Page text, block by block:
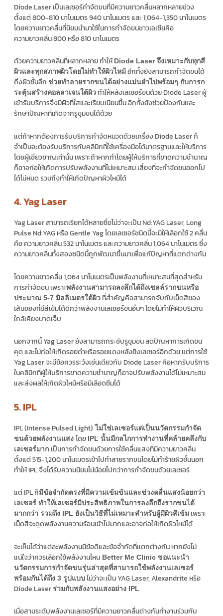
Diode Laser เป็นเลเซอร์กำจัดขนที่มีความยาวคลื่นหลากหลายช่วง
ตั้งแต่ 800-810 นาโนเมตร 940 นาโนเมตร และ 1,064-1,350 นาโนเมตร
โดยความยาวคลื่นที่นิยมนำมาใช้ในการกำจัดขนชาวเอเชียคือ
ความยาวคลื่น 800 หรือ 810 นาโนเมตร
ด้วยความยาวคลื่นที่หลากหลาย ทำให้ Diode Laser จึงเหมาะกับทุกสี
ผิวและทุกสภาพผิวโดยไม่ทำให้ผิวไหม้อีกทั้งยังสามารถกำจัดขนได้
ถึงผิวชั้นลึก ช่วยทำลายรากขนได้อย่างแม่นยำไปพร้อมๆ กับการก
ระตุ้นสร้างคอลลาเจนใต้ผิว ทำให้หลังเลเซอร์ขนด้วย Diode Laser ผู้
เข้ารับบริการจึงมีผิวที่ใสและเรียบเนียนขึ้น อีกทั้งยังช่วยป้องกันและ
รักษาปัญหาที่เกิดจากรูขุมขนได้ด้วย
แต่ถ้าหากต้องการรับบริการกำจัดหนวดด้วยเครื่อง Diode Laser ก็
จำเป็นจะต้องรับบริการกับคลินิกที่ใช้เครื่องมือได้มาตรฐานและให้บริการ
โดยผู้เชี่ยวชาญเท่านั้น เพราะถ้าหากทำโดยผู้ให้บริการที่ขาดความชำนาญ
ก็อาจก่อให้เกิดการปรับพลังงานที่ไม่เหมาะสม เสี่ยงที่จะกำจัดขนออกไป
ได้ไม่หมด รวมถึงทำให้เกิดปัญหาผิวไหม้ได้
4. Yag Laser
Yag Laser สามารถเรียกได้หลายชื่อไม่ว่าจะเป็น Nd:YAG Laser, Long
Pulse Nd:YAG หรือ Gentle Yag โดยเลเซอร์ชนิดนี้จะมีให้เลือกใช้ 2 คลื่น
คือ ความยาวคลื่น 532 นาโนเมตร และความยาวคลื่น 1,064 นาโนเมตร ซึ่ง
ความยาวคลื่นทั้งสองชนิดนี้ถูกพัฒนาขึ้นมาเพื่อแก้ปัญหาที่แตกต่างกัน
โดยความยาวคลื่น 1,064 นาโนเมตรเป็นพลังงานที่เหมาะสมที่สุดสำหรับ
การกำจัดขน เพราะพลังงานสามารถลงลึกได้ถึงเซลล์รากขนหรือ
ประมาณ 5-7 มิลลิเมตรใต้ผิว ที่สำคัญคือสามารถจับกับเม็ดสีของ
เส้นของที่มีสีเข้มได้ดีกว่าพลังงานเลเซอร์ขนอื่นๆ โดยไม่ทำให้ผิวบริเวณ
ใกล้เคียงบาดเจ็บ
นอกจากนี้ Yag Laser ยังสามารถกระชับรูขุมขน ลดปัญหาการเกิดขน
คุด และไม่ก่อให้เกิดรอยดำหรือรอยแดงหลังยิงเลเซอร์อีกด้วย แต่การใช้
Yag Laser จะมีข้อควรระวังเช่นเดียวกับ Diode Laser คือหากรับบริการ
ในคลินิกที่ผู้ให้บริการขาดความชำนาญก็อาจปรับพลังงานได้ไม่เหมาะสม
และส่งผลให้เกิดผิวไหม้หรือมีเลือดซึมได้
5. IPL
IPL (Intense Pulsed Light) ไม่ใช่เลเซอร์แต่เป็นนวัตกรรมกำจัด
ขนด้วยพลังงานแสง โดย IPL นั้นมีกลไกการทำงานที่คล้ายคลึงกับ
เลเซอร์มาก เป็นการกำจัดขนด้วยการใช้คลื่นแสงที่มีความยาวคลื่น
ตั้งแต่ 515-1,200 นาโนเมตรเข้าไปทำลายรากขนโดยไม่ทำร้ายผิวชั้นนอก
ทำให้ IPL จึงได้รับความนิยมไม่น้อยไปกว่าการกำจัดขนด้วยเลเซอร์
แต่ IPL ก็มีข้อจำกัดตรงที่มีความเข้มข้นและช่วงคลื่นแสงน้อยกว่า
เลเซอร์ ทำให้เลเซอร์มีประสิทธิภาพในการลงลึกถึงรากขนได้
มากกว่า รวมถึง IPL ยังเป็นวิธีที่ไม่เหมาะสำหรับผู้มีผิวสีเข้ม เพราะ
เม็ดสีจะดูดพลังงานความร้อนเข้าไปมากและอาจก่อให้เกิดผิวไหม้ได้
จะเห็นได้ว่าแต่ละพลังงานมีข้อดีและข้อจำกัดที่แตกต่างกัน หากยังไม่
แน่ใจว่าควรเลือกใช้พลังงานไหน Better Me Clinic ขอแนะนำ
นวัตกรรมการกำจัดขนรุ่นล่าสุดที่สามารถใช้พลังงานเลเซอร์
พร้อมกันได้ถึง 3 รูปแบบไม่ว่าจะเป็น YAG Laser, Alexandrite หรือ
Diode Laserร่วมกับพลังงานแสงอย่าง IPL
เมื่อสามระดับพลังงานเลเซอร์ที่มีความยาวคลื่นต่างกันทำงานร่วมกับ